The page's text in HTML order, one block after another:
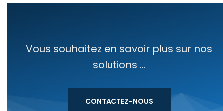
Vous souhaitez en savoir plus sur nos
solutions ...
CONTACTEZ-NOUS